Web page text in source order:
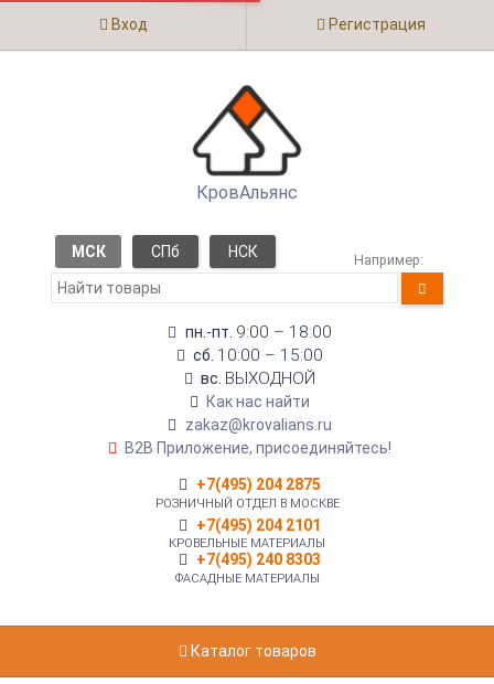
Вход Регистрация
КровАльянс
МСК СПб НСК Например:
пн.-пт. 9:00 – 18:00
сб. 10:00 – 15:00
вс. ВЫХОДНОЙ
Как нас найти
zakaz@krovalians.ru
B2B Приложение, присоединяйтесь!
+7(495) 204 2875
РОЗНИЧНЫЙ ОТДЕЛ В МОСКВЕ
+7(495) 204 2101
КРОВЕЛЬНЫЕ МАТЕРИАЛЫ
+7(495) 240 8303
ФАСАДНЫЕ МАТЕРИАЛЫ
Каталог товаров